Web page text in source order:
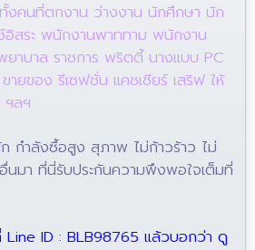
งคนที่ตกงาน ว่างงาน นักศึกษา นัก
สระ พนักงานพาททาม พนักงาน
าบาล ราชการ พริตตี้ นางแบบ PC
ายของ รีเซฟชั่น แคชเชียร์ เสริฟ ให้
ฯลฯ
กำลังซื้อสูง สุภาพ ไม่ก้าวร้าว ไม่
า ที่นี่รับประกันความพึงพอใจเต็มที่
Line ID : BLB98765 แล้วบอกว่า ดู